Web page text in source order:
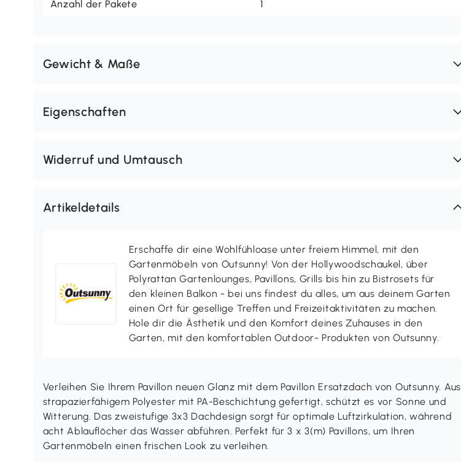
Anzahl der Pakete 1
Gewicht & Maße
Eigenschaften
Widerruf und Umtausch
Artikeldetails
Erschaffe dir eine Wohlfühloase unter freiem Himmel, mit den
Gartenmöbeln von Outsunny! Von der Hollywoodschaukel, über
Polyrattan Gartenlounges, Pavillons, Grills bis hin zu Bistrosets für
den kleinen Balkon - bei uns findest du alles, um aus deinem Garten
einen Ort für gesellige Treffen und Freizeitaktivitäten zu machen.
Hole dir die Ästhetik und den Komfort deines Zuhauses in den
Garten, mit den komfortablen Outdoor- Produkten von Outsunny.
Verleihen Sie Ihrem Pavillon neuen Glanz mit dem Pavillon Ersatzdach von Outsunny. Aus
strapazierfähigem Polyester mit PA-Beschichtung gefertigt, schützt es vor Sonne und
Witterung. Das zweistufige 3x3 Dachdesign sorgt für optimale Luftzirkulation, während
acht Ablauflöcher das Wasser abführen. Perfekt für 3 x 3(m) Pavillons, um Ihren
Gartenmöbeln einen frischen Look zu verleihen.